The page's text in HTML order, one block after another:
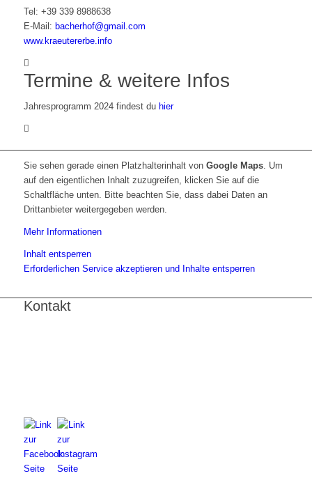
Tel: +39 339 8988638
E-Mail: bacherhof@gmail.com
www.kraeutererbe.info
Termine & weitere Infos
Jahresprogramm 2024 findest du hier
Sie sehen gerade einen Platzhalterinhalt von Google Maps. Um
auf den eigentlichen Inhalt zuzugreifen, klicken Sie auf die
Schaltfläche unten. Bitte beachten Sie, dass dabei Daten an
Drittanbieter weitergegeben werden.
Mehr Informationen
Inhalt entsperren
Erforderlichen Service akzeptieren und Inhalte entsperren
Kontakt